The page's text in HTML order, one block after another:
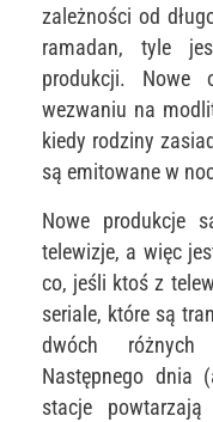
zależności od
ramadan, tyle
produkcji.
wezwaniu na
kiedy rodziny
są emitowane w
Nowe produkcje
telewizje, a więc
co, jeśli ktoś z
seriale, które są
dwóch różnych
Następnego dnia
stacje